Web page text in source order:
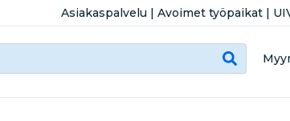
Asiakaspalvelu | Avoimet työpaikat |